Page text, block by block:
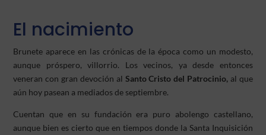
El nacimiento
Brunete aparece en las crónicas de la época como un modesto,
aunque próspero, villorrio. Los vecinos, ya desde entonces
veneran con gran devoción al Santo Cristo del Patrocinio, al que
aún hoy pasean a mediados de septiembre.
Cuentan que en su fundación era puro abolengo castellano,
aunque bien es cierto que en tiempos donde la Santa Inquisición